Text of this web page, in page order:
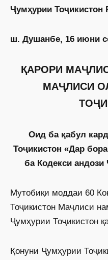
Ҷумҳурии
ш. Душанбе, 16 июни
ҚАРОРИ
МАҶЛИСИ
Оид ба қабул
Тоҷикистон «Дар
ба Кодекси андози
Мутобиқи моддаи 60
Тоҷикистон Маҷлиси
Ҷумҳурии Тоҷикистон
Қонуни Ҷумҳурии